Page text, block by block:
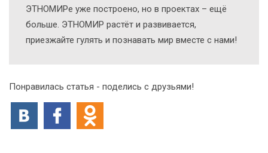
ЭТНОМИРе уже построено, но в проектах – ещё
больше. ЭТНОМИР растёт и развивается,
приезжайте гулять и познавать мир вместе с нами!
Понравилась статья - поделись с друзьями!